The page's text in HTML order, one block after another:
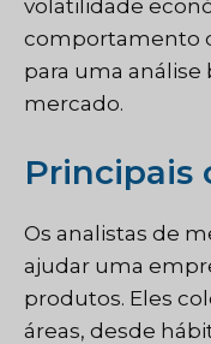
volatilidade
comportamento
para uma
mercado.
Principais
Os analistas de
ajudar uma
produtos. Eles
áreas, desde